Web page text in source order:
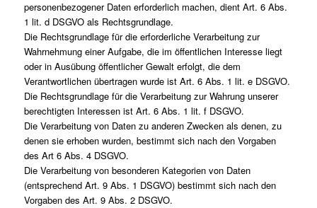
personenbezogener Daten erforderlich machen, dient Art. 6 Abs.
1 lit. d DSGVO als Rechtsgrundlage.
Die Rechtsgrundlage für die erforderliche Verarbeitung zur
Wahrnehmung einer Aufgabe, die im öffentlichen Interesse liegt
oder in Ausübung öffentlicher Gewalt erfolgt, die dem
Verantwortlichen übertragen wurde ist Art. 6 Abs. 1 lit. e DSGVO.
Die Rechtsgrundlage für die Verarbeitung zur Wahrung unserer
berechtigten Interessen ist Art. 6 Abs. 1 lit. f DSGVO.
Die Verarbeitung von Daten zu anderen Zwecken als denen, zu
denen sie erhoben wurden, bestimmt sich nach den Vorgaben
des Art 6 Abs. 4 DSGVO.
Die Verarbeitung von besonderen Kategorien von Daten
(entsprechend Art. 9 Abs. 1 DSGVO) bestimmt sich nach den
Vorgaben des Art. 9 Abs. 2 DSGVO.